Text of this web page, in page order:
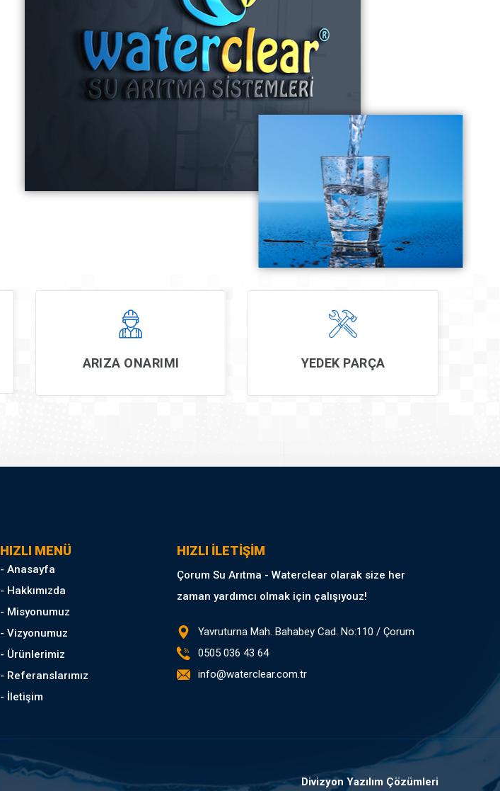
ARIZA ONARIMI YEDEK PARÇA
HIZLI MENÜ
- Anasayfa
- Hakkımızda
- Misyonumuz
- Vizyonumuz
- Ürünlerimiz
- Referanslarımız
- İletişim
HIZLI İLETİŞİM
Çorum Su Arıtma - Waterclear olarak size her
zaman yardımcı olmak için çalışıyouz!
Yavruturna Mah. Bahabey Cad. No:110 / Çorum
0505 036 43 64
info@waterclear.com.tr
Divizyon Yazılım Çözümleri